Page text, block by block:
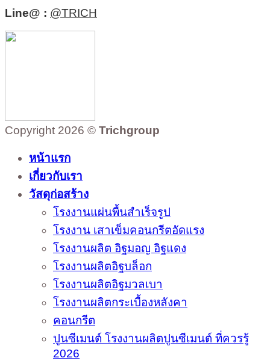
Line@ : @TRICH
Copyright 2026 © Trichgroup
หน้าแรก
เกี่ยวกับเรา
วัสดุก่อสร้าง
โรงงานแผ่นพื้นสำเร็จรูป
โรงงาน เสาเข็มคอนกรีตอัดแรง
โรงงานผลิต อิฐมอญ อิฐแดง
โรงงานผลิตอิฐบล็อก
โรงงานผลิตอิฐมวลเบา
โรงงานผลิตกระเบื้องหลังคา
คอนกรีต
ปูนซีเมนต์ โรงงานผลิตปูนซีเมนต์ ที่ควรรู้
2026